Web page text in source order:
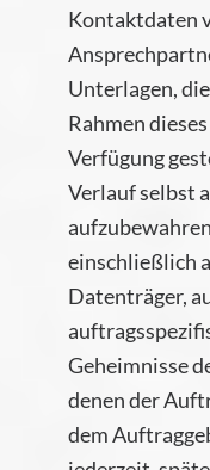
Kontaktdaten
Unterlagen,
Rahmen
Verfügung
Verlauf selbst
einschließlich
Datenträger,
Geheimnisse
denen der
dem